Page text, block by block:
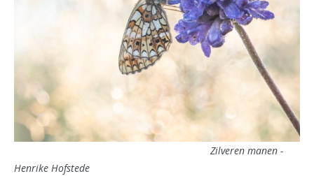
Zilveren manen -
Henrike Hofstede